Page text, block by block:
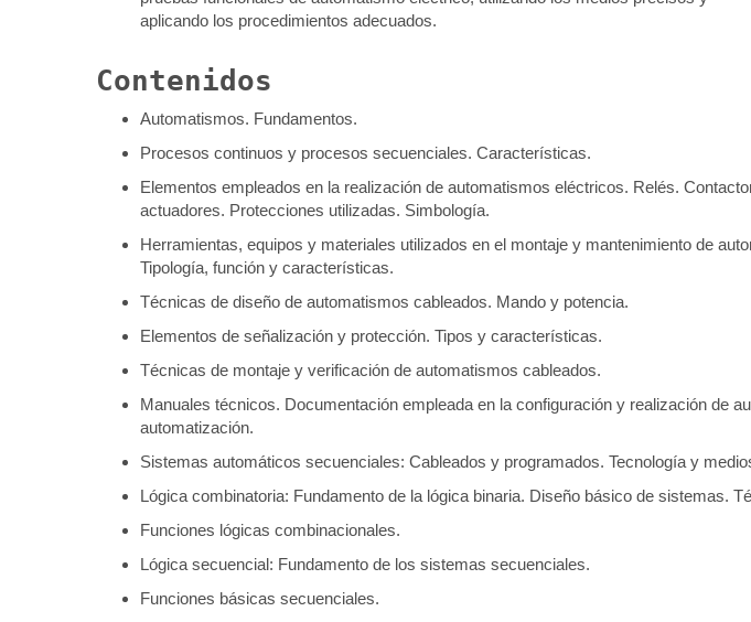
aplicando los procedimientos adecuados.
Contenidos
Automatismos. Fundamentos.
Procesos continuos y procesos secuenciales. Características.
Elementos empleados en la realización de automatismos eléctricos. Relés.
actuadores. Protecciones utilizadas. Simbología.
Herramientas, equipos y materiales utilizados en el montaje y mantenimiento de
Tipología, función y características.
Técnicas de diseño de automatismos cableados. Mando y potencia.
Elementos de señalización y protección. Tipos y características.
Técnicas de montaje y verificación de automatismos cableados.
Manuales técnicos. Documentación empleada en la configuración y realización de
automatización.
Sistemas automáticos secuenciales: Cableados y programados. Tecnología y
Lógica combinatoria: Fundamento de la lógica binaria. Diseño básico de sistemas.
Funciones lógicas combinacionales.
Lógica secuencial: Fundamento de los sistemas secuenciales.
Funciones básicas secuenciales.